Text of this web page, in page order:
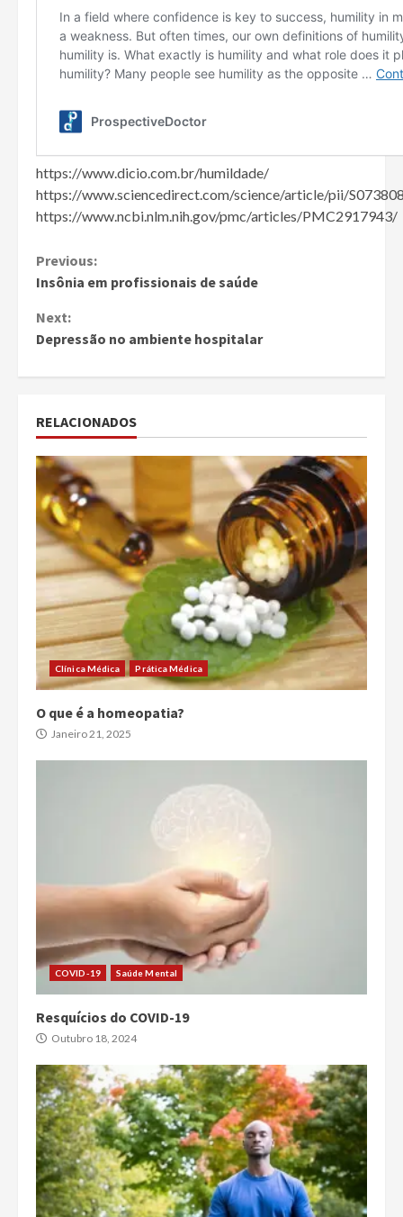
https://www.dicio.com.br/humildade/
https://www.sciencedirect.com/science/article/pii/
https://www.ncbi.nlm.nih.gov/pmc/articles/PMC2917943/
Continue
Reading
Previous:
Insônia em profissionais de saúde
Next:
Depressão no ambiente hospitalar
RELACIONADOS
Clínica Médica Prática Médica
O que é a homeopatia?
Janeiro 21, 2025
COVID-19 Saúde Mental
Resquícios do COVID-19
Outubro 18, 2024